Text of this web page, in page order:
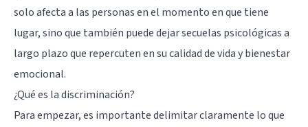
solo afecta a las personas en el momento en que tiene
lugar, sino que también puede dejar secuelas psicológicas a
largo plazo que repercuten en su calidad de vida y bienestar
emocional.
¿Qué es la discriminación?
Para empezar, es importante delimitar claramente lo que